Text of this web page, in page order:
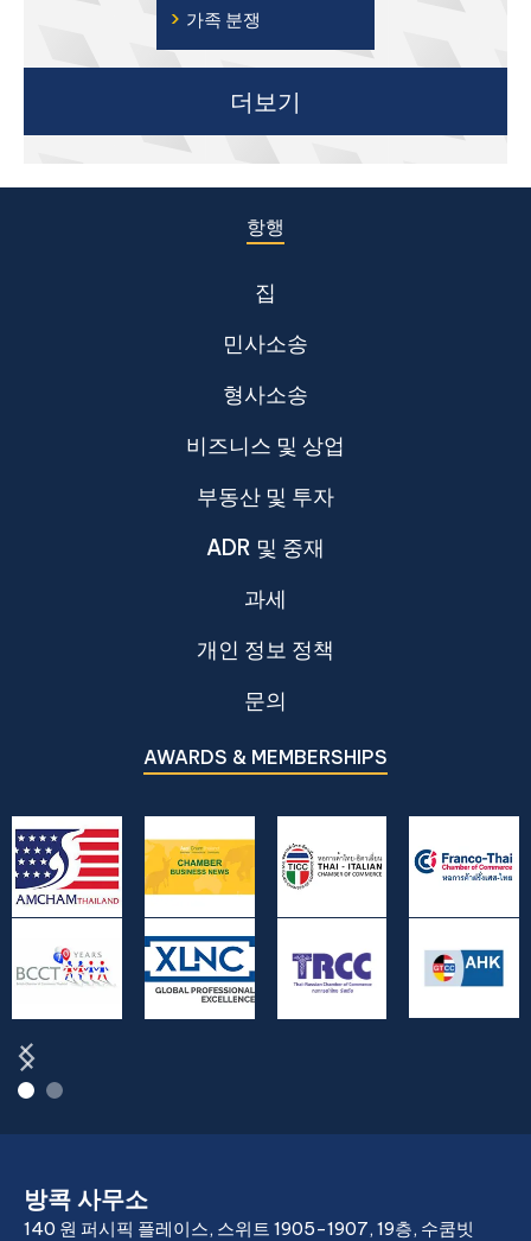
› 가족 분쟁
더보기
항행
집
민사소송
형사소송
비즈니스 및 상업
부동산 및 투자
ADR 및 중재
과세
개인 정보 정책
문의
AWARDS & MEMBERSHIPS
방콕 사무소
140 원 퍼시픽 플레이스, 스위트 1905-1907, 19층, 수쿰빗